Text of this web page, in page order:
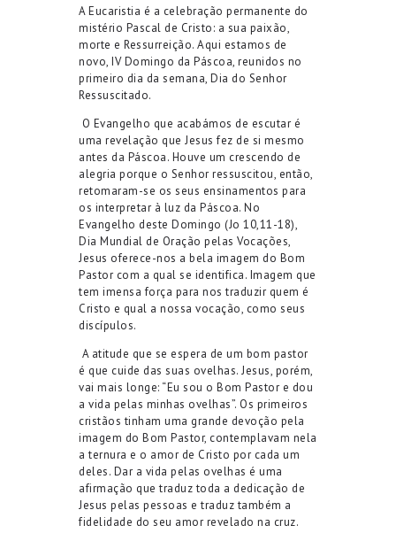
A Eucaristia é a celebração permanente do
mistério Pascal de Cristo: a sua paixão,
morte e Ressurreição. Aqui estamos de
novo, IV Domingo da Páscoa, reunidos no
primeiro dia da semana, Dia do Senhor
Ressuscitado.
O Evangelho que acabámos de escutar é
uma revelação que Jesus fez de si mesmo
antes da Páscoa. Houve um crescendo de
alegria porque o Senhor ressuscitou, então,
retomaram-se os seus ensinamentos para
os interpretar à luz da Páscoa. No
Evangelho deste Domingo (Jo 10,11-18),
Dia Mundial de Oração pelas Vocações,
Jesus oferece-nos a bela imagem do Bom
Pastor com a qual se identifica. Imagem que
tem imensa força para nos traduzir quem é
Cristo e qual a nossa vocação, como seus
discípulos.
A atitude que se espera de um bom pastor
é que cuide das suas ovelhas. Jesus, porém,
vai mais longe: “Eu sou o Bom Pastor e dou
a vida pelas minhas ovelhas”. Os primeiros
cristãos tinham uma grande devoção pela
imagem do Bom Pastor, contemplavam nela
a ternura e o amor de Cristo por cada um
deles. Dar a vida pelas ovelhas é uma
afirmação que traduz toda a dedicação de
Jesus pelas pessoas e traduz também a
fidelidade do seu amor revelado na cruz.